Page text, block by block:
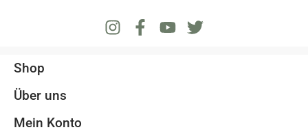
Shop
Über uns
Mein Konto